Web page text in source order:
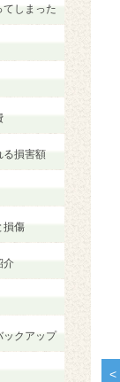
てしまった
る損害額
損傷
介
ックアップ